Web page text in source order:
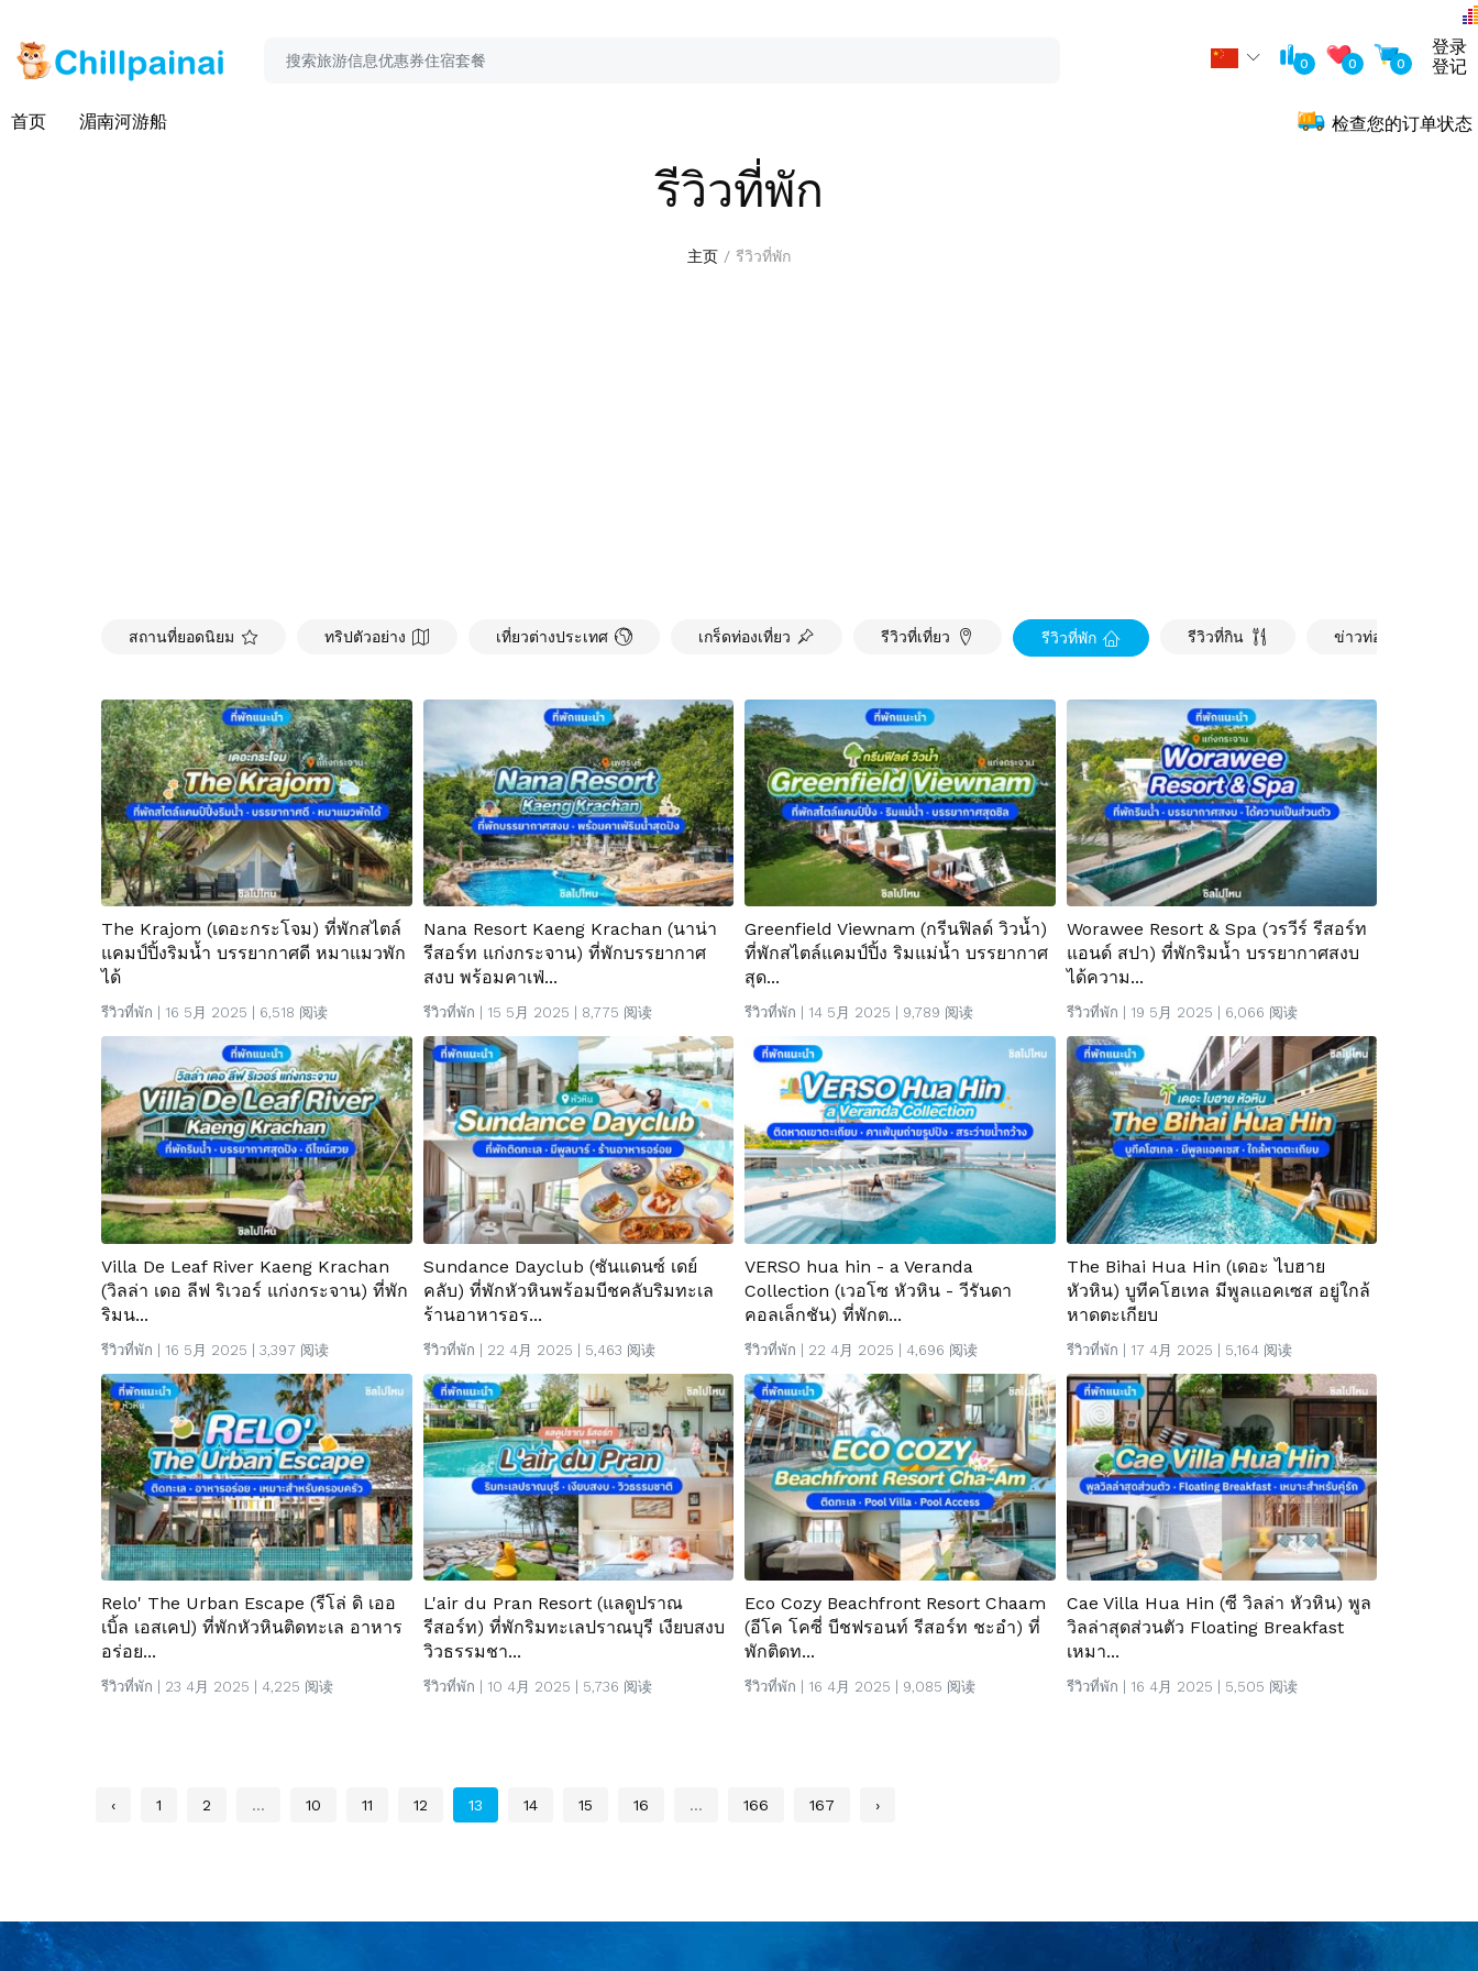
0 0 0
登录
登记
首页 湄南河游船 检查您的订单状态
รีวิวที่พัก
主页 รีวิวที่พัก
สถานที่ยอดนิยม ทริปตัวอย่าง เที่ยวต่างประเทศ เกร็ดท่องเที่ยว รีวิวที่เที่ยว รีวิวที่พัก รีวิวที่กิน ข่าวท่องเที่ยว
The Krajom (เดอะกระโจม) ที่พักสไตล์
แคมป์ปิ้งริมน้ำ บรรยากาศดี หมาแมวพัก
ได้
รีวิวที่พัก | 16 5月 2025 | 6,518 阅读
Nana Resort Kaeng Krachan (นาน่า
รีสอร์ท แก่งกระจาน) ที่พักบรรยากาศ
สงบ พร้อมคาเฟ่...
รีวิวที่พัก | 15 5月 2025 | 8,775 阅读
Greenfield Viewnam (กรีนฟิลด์ วิวน้ำ)
ที่พักสไตล์แคมป์ปิ้ง ริมแม่น้ำ บรรยากาศ
สุด...
รีวิวที่พัก | 14 5月 2025 | 9,789 阅读
Worawee Resort & Spa (วรวีร์ รีสอร์ท
แอนด์ สปา) ที่พักริมน้ำ บรรยากาศสงบ
ได้ความ...
รีวิวที่พัก | 19 5月 2025 | 6,066 阅读
Villa De Leaf River Kaeng Krachan
(วิลล่า เดอ ลีฟ ริเวอร์ แก่งกระจาน) ที่พัก
ริมน...
รีวิวที่พัก | 16 5月 2025 | 3,397 阅读
Sundance Dayclub (ซันแดนซ์ เดย์
คลับ) ที่พักหัวหินพร้อมบีชคลับริมทะเล
ร้านอาหารอร...
รีวิวที่พัก | 22 4月 2025 | 5,463 阅读
VERSO hua hin - a Veranda
Collection (เวอโซ หัวหิน - วีรันดา
คอลเล็กชัน) ที่พักต...
รีวิวที่พัก | 22 4月 2025 | 4,696 阅读
The Bihai Hua Hin (เดอะ ไบฮาย
หัวหิน) บูทีคโฮเทล มีพูลแอคเซส อยู่ใกล้
หาดตะเกียบ
รีวิวที่พัก | 17 4月 2025 | 5,164 阅读
Relo' The Urban Escape (รีโล่ ดิ เออ
เบิ้ล เอสเคป) ที่พักหัวหินติดทะเล อาหาร
อร่อย...
รีวิวที่พัก | 23 4月 2025 | 4,225 阅读
L'air du Pran Resort (แลดูปราณ
รีสอร์ท) ที่พักริมทะเลปราณบุรี เงียบสงบ
วิวธรรมชา...
รีวิวที่พัก | 10 4月 2025 | 5,736 阅读
Eco Cozy Beachfront Resort Chaam
(อีโค โคซี่ บีชฟรอนท์ รีสอร์ท ชะอำ) ที่
พักติดท...
รีวิวที่พัก | 16 4月 2025 | 9,085 阅读
Cae Villa Hua Hin (ซี วิลล่า หัวหิน) พูล
วิลล่าสุดส่วนตัว Floating Breakfast
เหมา...
รีวิวที่พัก | 16 4月 2025 | 5,505 阅读
‹ 1 2 ... 10 11 12 13 14 15 16 ... 166 167 ›